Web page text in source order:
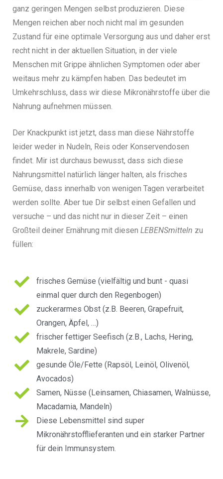
ganz geringen Mengen selbst produzieren. Diese
Mengen reichen aber noch nicht mal im gesunden
Zustand für eine optimale Versorgung aus und daher erst
recht nicht in der aktuellen Situation, in der viele
Menschen mit Grippe ähnlichen Symptomen oder aber
weitaus mehr zu kämpfen haben. Das bedeutet im
Umkehrschluss, dass wir diese Mikronährstoffe über die
Nahrung aufnehmen müssen.
Der Knackpunkt ist jetzt, dass man diese Nährstoffe
leider weder in Nudeln, Reis oder Konservendosen
findet. Mir ist durchaus bewusst, dass sich diese
Nahrungsmittel natürlich länger halten, als frisches
Gemüse, dass innerhalb von wenigen Tagen verarbeitet
werden sollte. Aber tue Dir selbst einen Gefallen und
versuche – und das nicht nur in dieser Zeit – einen
Großteil deiner Ernährung mit diesen LEBENSmitteln zu
füllen:
frisches Gemüse (vielfältig und bunt - quasi
einmal quer durch den Regenbogen)
zuckerarmes Obst (z.B. Beeren, Grapefruit,
Orangen, Äpfel, …)
frischer fettiger Seefisch (z.B., Lachs, Hering,
Makrele, Sardine)
gesunde Öle/Fette (Rapsöl, Leinöl, Olivenöl,
Avocados)
Samen, Nüsse (Leinsamen, Chiasamen, Walnüsse,
Macadamia, Mandeln)
Diese Lebensmittel sind super
Mikronährstofflieferanten und ein starker Partner
für dein Immunsystem.